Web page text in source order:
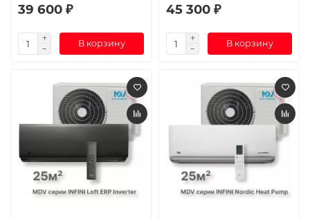
39 600 ₽
В корзину
45 300 ₽
В корзину